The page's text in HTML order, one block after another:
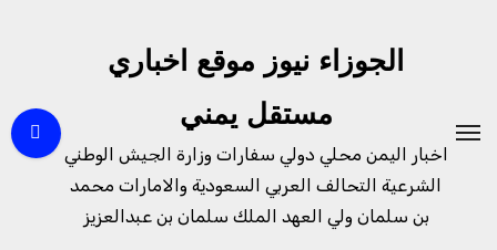
الجوزاء نيوز موقع اخباري
مستقل يمني
اخبار اليمن محلي دولي سفارات وزارة الجيش الوطني
الشرعية التحالف العربي السعودية والامارات محمد
بن سلمان ولي العهد الملك سلمان بن عبدالعزيز